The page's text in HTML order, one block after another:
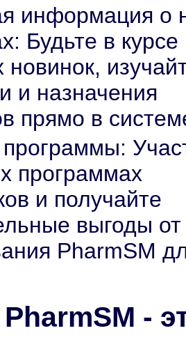
информация о
Будьте в курсе
новинок,
и назначения
прямо в
программах
и получайте
выгоды от
PharmSM
-